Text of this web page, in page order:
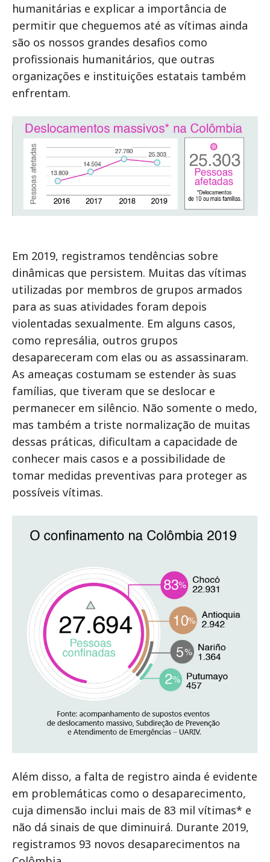
humanitárias e explicar a importância de
permitir que cheguemos até as vítimas ainda
são os nossos grandes desafios como
profissionais humanitários, que outras
organizações e instituições estatais também
enfrentam.
Em 2019, registramos tendências sobre
dinâmicas que persistem. Muitas das vítimas
utilizadas por membros de grupos armados
para as suas atividades foram depois
violentadas sexualmente. Em alguns casos,
como represália, outros grupos
desapareceram com elas ou as assassinaram.
As ameaças costumam se estender às suas
famílias, que tiveram que se deslocar e
permanecer em silêncio. Não somente o medo,
mas também a triste normalização de muitas
dessas práticas, dificultam a capacidade de
conhecer mais casos e a possibilidade de
tomar medidas preventivas para proteger as
possíveis vítimas.
Além disso, a falta de registro ainda é evidente
em problemáticas como o desaparecimento,
cuja dimensão inclui mais de 83 mil vítimas* e
não dá sinais de que diminuirá. Durante 2019,
registramos 93 novos desaparecimentos na